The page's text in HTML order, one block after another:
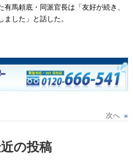
馬頼底・同派官長は「友好が続き、
した」と話した。
次へ »
の投稿